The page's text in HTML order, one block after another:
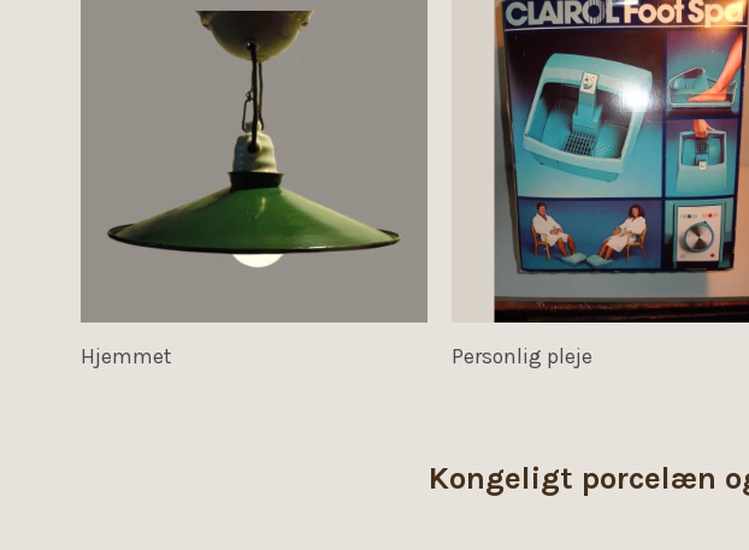
Hjemmet Personlig pleje
Kongeligt porcelæn